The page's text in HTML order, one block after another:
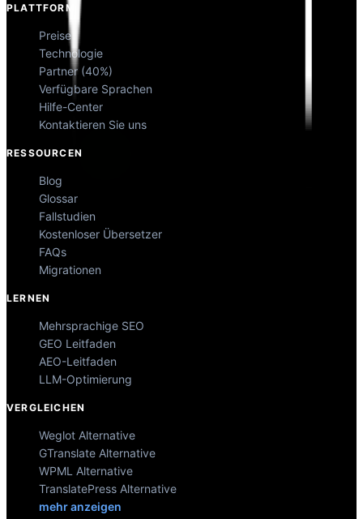
PLATTFORM
Preise
Technologie
Partner (40%)
Verfügbare Sprachen
Hilfe-Center
Kontaktieren Sie uns
RESSOURCEN
Blog
Glossar
Fallstudien
Kostenloser Übersetzer
FAQs
Migrationen
LERNEN
Mehrsprachige SEO
GEO Leitfaden
AEO-Leitfaden
LLM-Optimierung
VERGLEICHEN
Weglot Alternative
GTranslate Alternative
WPML Alternative
TranslatePress Alternative
mehr anzeigen